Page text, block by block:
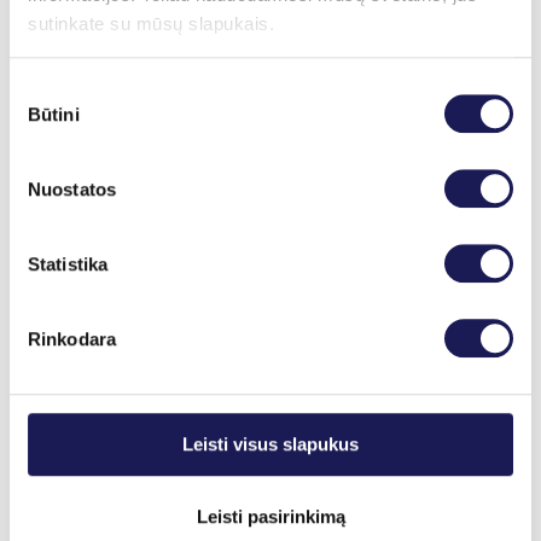
sutinkate su mūsų slapukais.
pasirinkimas
Būtini
Nuostatos
Statistika
Rinkodara
Leisti visus slapukus
Leisti pasirinkimą